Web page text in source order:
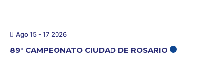
Ago 15 - 17 2026
89° CAMPEONATO CIUDAD DE ROSARIO